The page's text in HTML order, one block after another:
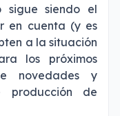
sigue siendo el
en cuenta (y es
a la situación
los próximos
novedades y
producción de